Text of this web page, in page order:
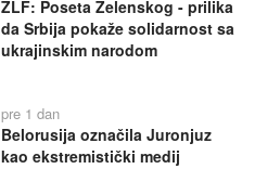
ZLF: Poseta Zelenskog - prilika
da Srbija pokaže solidarnost sa
ukrajinskim narodom
pre 1 dan
Belorusija označila Juronjuz
kao ekstremistički medij